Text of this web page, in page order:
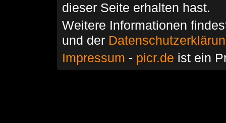
dieser Seite erhalten hast.
Weitere Informationen
und der
Impressum - picr.de ist ein